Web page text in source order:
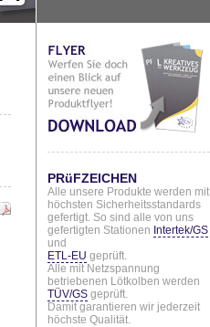
PRüFZEICHEN
Alle unsere Produkte werden mit
höchsten Sicherheitsstandards
gefertigt. So sind alle von uns
gefertigten Stationen Intertek/GS
und
ETL-EU geprüft.
Alle mit Netzspannung
betriebenen Lötkolben werden
TÜV/GS geprüft.
Damit garantieren wir jederzeit
höchste Qualität.